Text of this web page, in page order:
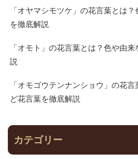
「オヤマシモツケ」の花言葉とは
を徹底解説
「オモト」の花言葉とは？色や由
説
「オモゴウテンナンショウ」の花
ど花言葉を徹底解説
カテゴリー